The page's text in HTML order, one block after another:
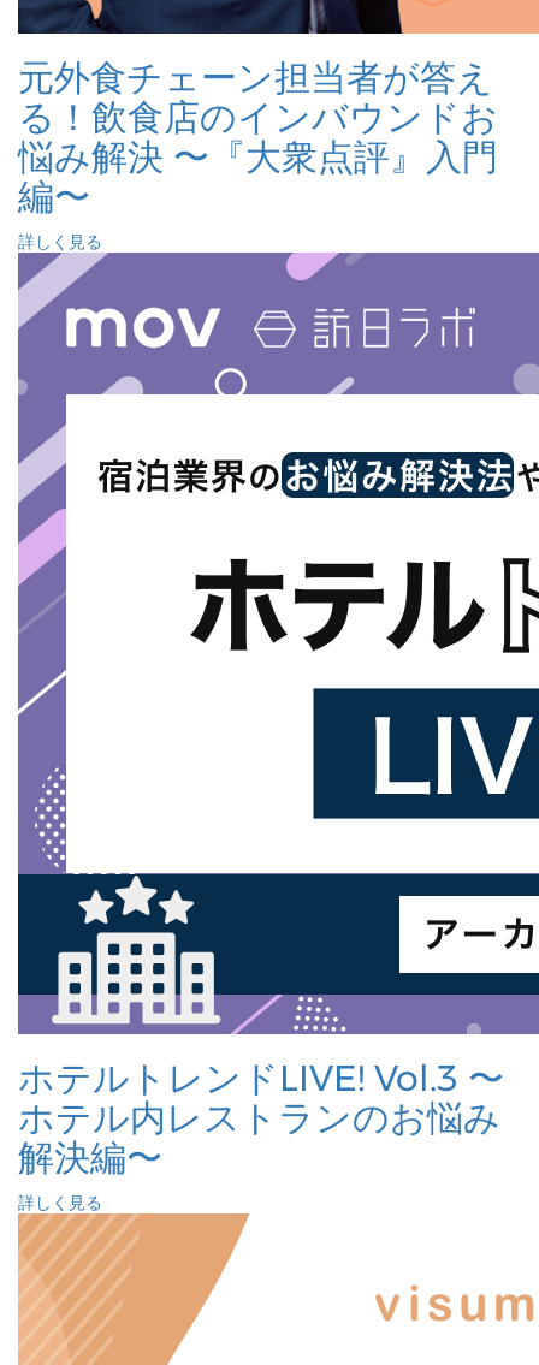
元外食チェーン担当者が答え
る！飲食店のインバウンドお
悩み解決 〜『大衆点評』入門
編〜
詳しく見る
ホテルトレンドLIVE! Vol.3 〜
ホテル内レストランのお悩み
解決編〜
詳しく見る